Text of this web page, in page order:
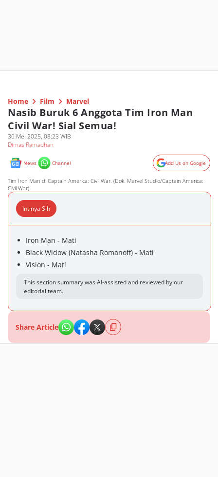
Home Film Marvel
Nasib Buruk 6 Anggota Tim Iron Man
Civil War! Sial Semua!
30 Mei 2025, 08:23 WIB
Dimas Ramadhan
News Channel Add Us on Google
Tim Iron Man di Captain America: Civil War. (Dok. Marvel Studio/Captain America:
Civil War)
Intinya Sih
Iron Man - Mati
Black Widow (Natasha Romanoff) - Mati
Vision - Mati
This section summary was AI-assisted and reviewed by our
editorial team.
Share Article